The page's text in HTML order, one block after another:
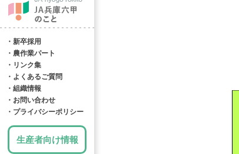
・新卒採用
・農作業パート
・リンク集
・よくあるご質問
・組織情報
・お問い合わせ
・プライバシーポリシー
生産者向け情報